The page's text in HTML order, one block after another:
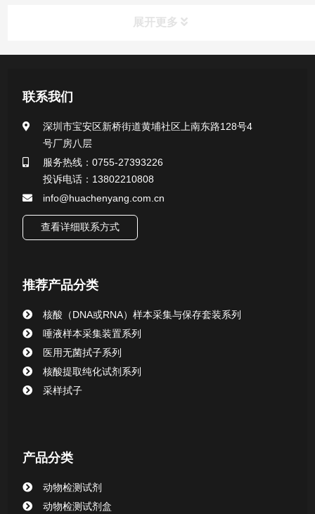
展开更多
一次性使用采样器系列
微生物样本保存液（通用运输传媒介质）系列
核酸（DNA&RNA）样本采集与保存套装系列
核酸提取或纯化试剂
清洁验证棉签系列
动物检测试剂
联系我们
深圳市宝安区新桥街道黄埔社区上南东路128号4
号厂房八层
服务热线：0755-27393226
投诉电话：13802210808
info@huachenyang.com.cn
查看详细联系方式
推荐产品分类
核酸（DNA或RNA）样本采集与保存套装系列
唾液样本采集装置系列
医用无菌拭子系列
核酸提取纯化试剂系列
采样拭子
产品分类
动物检测试剂
动物检测试剂盒